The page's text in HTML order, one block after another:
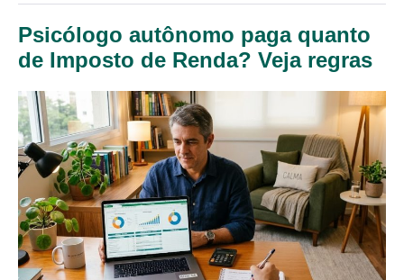
Psicólogo autônomo paga quanto
de Imposto de Renda? Veja regras